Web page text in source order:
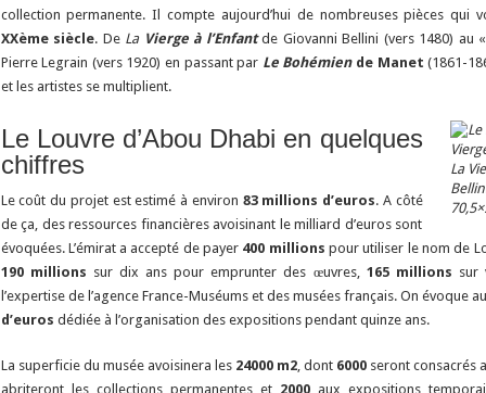
collection permanente. Il compte aujourd’hui de nombreuses pièces qui
XXème siècle. De La Vierge à l’Enfantde Giovanni Bellini (vers 1480) au
Pierre Legrain (vers 1920) en passant par Le Bohémiende Manet (1861-
et les artistes se multiplient.
La
Le Louvre d’Abou Dhabi en quelques
chiffres
Le coût du projet est estimé à environ 83 millions d’euros. A côté
de ça, des ressources financières avoisinant le milliard d’euros sont
évoquées. L’émirat a accepté de payer 400 millions pour utiliser le nom de
190 millions sur dix ans pour emprunter des œuvres, 165 millions sur
l’expertise de l’agence France-Muséums et des musées français. On évoque
d’euros dédiée à l’organisation des expositions pendant quinze ans.
La superficie du musée avoisinera les 24000 m2, dont 6000seront consacrés
abriteront les collections permanentes et 2000aux expositions